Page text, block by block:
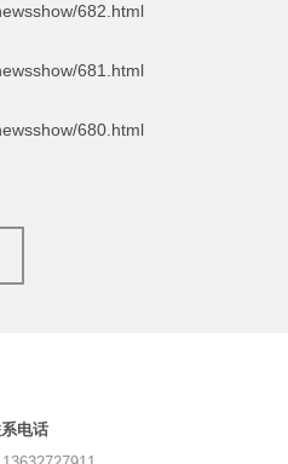
682.html
681.html
680.html
电话